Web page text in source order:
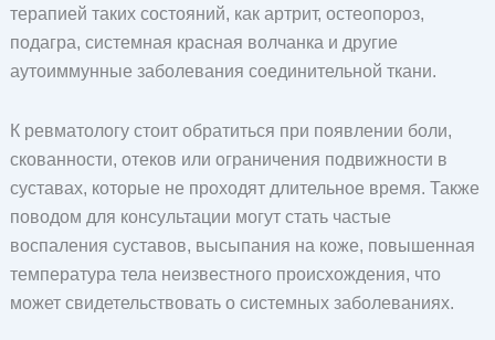
терапией таких состояний, как артрит, остеопороз,
подагра, системная красная волчанка и другие
аутоиммунные заболевания соединительной ткани.
К ревматологу стоит обратиться при появлении боли,
скованности, отеков или ограничения подвижности в
суставах, которые не проходят длительное время. Также
поводом для консультации могут стать частые
воспаления суставов, высыпания на коже, повышенная
температура тела неизвестного происхождения, что
может свидетельствовать о системных заболеваниях.